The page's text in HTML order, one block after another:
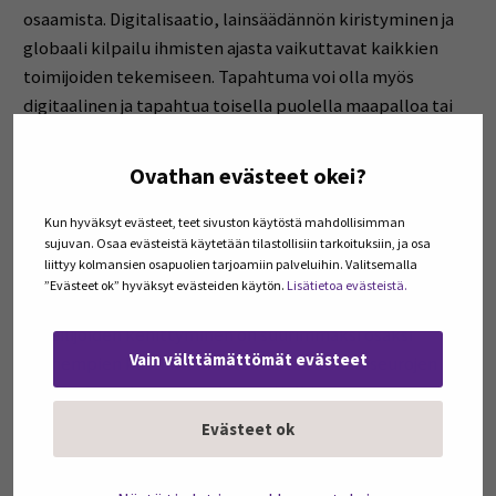
Ovathan evästeet okei?
Kun hyväksyt evästeet, teet sivuston käytöstä mahdollisimman
sujuvan. Osaa evästeistä käytetään tilastollisiin tarkoituksiin, ja osa
liittyy kolmansien osapuolien tarjoamiin palveluihin. Valitsemalla
”Evästeet ok” hyväksyt evästeiden käytön. Lisätietoa evästeistä.
Vain välttämättömät evästeet
Evästeet ok
osaamista. Digitalisaatio, lainsäädännön kiristyminen ja
globaali kilpailu ihmisten ajasta vaikuttavat kaikkien
toimijoiden tekemiseen. Tapahtuma voi olla myös
digitaalinen ja tapahtua toisella puolella maapalloa tai
Siitä huolimatta se kilpailee yleisön ajasta paikallisen
tapahtuman kanssa.
Taiteen osalta rahoituspohja on erilainen. Kehittyminen
ammattitaiteilijaksi tapahtuu Suomessa suurelta
urheilijoiden kehittyminen on suurimmaksi osaksi
vanhempien kustantamaa toimintaa urheiluseurojen
kautta. Apurahat, avustukset tai julkiset
rahoituskanavat mahdollistavat monien taiteilijoiden tai
tapahtumien ammattimaisuuden, mutta kilpailu